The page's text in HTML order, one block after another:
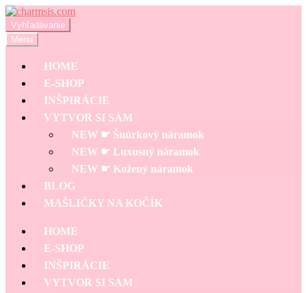
Preskočiť
na
navigáciu
Preskočiť
na
obsah
Hľadať:
Vyhľadávanie
Menu
HOME
E-SHOP
INŠPIRÁCIE
VYTVOR SI SÁM
NEW ☛ Šnúrkový náramok
NEW ☛ Luxusný náramok
NEW ☛ Kožený náramok
BLOG
MAŠLIČKY NA KOČÍK
HOME
E-SHOP
INŠPIRÁCIE
VYTVOR SI SÁM